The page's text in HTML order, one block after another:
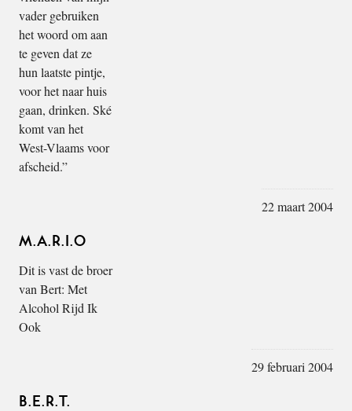
vader gebruiken
het woord om aan
te geven dat ze
hun laatste pintje,
voor het naar huis
gaan, drinken. Ské
komt van het
West-Vlaams voor
afscheid.”
22 maart 2004
M.A.R.I.O
Dit is vast de broer
van Bert: Met
Alcohol Rijd Ik
Ook
29 februari 2004
B.E.R.T.